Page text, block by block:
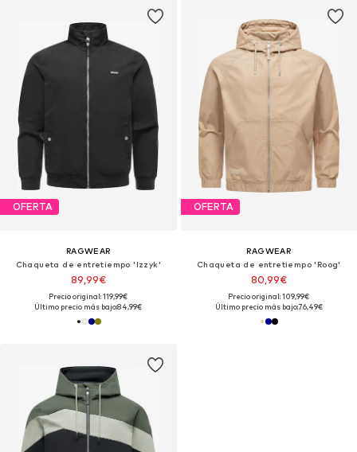
OFERTA
RAGWEAR
Chaqueta de entretiempo 'Izzyk'
89,99€
Precio original: 119,99€
Último precio más bajo:84,99€
OFERTA
RAGWEAR
Chaqueta de entretiempo 'Roog'
80,99€
Precio original: 109,99€
Último precio más bajo:76,49€